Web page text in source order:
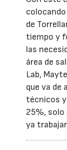
de
tiempo y
las
área de
Lab,
que va de
técnicos
25%, solo
ya